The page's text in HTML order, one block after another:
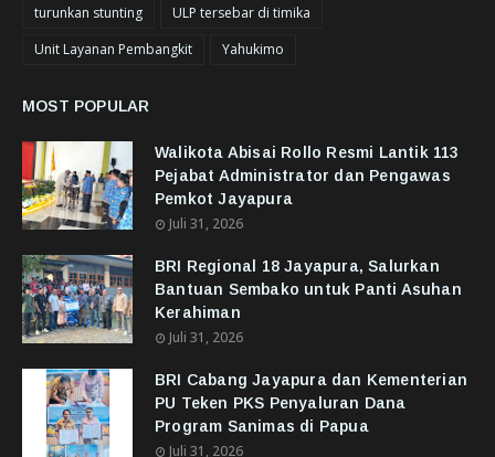
turunkan stunting
ULP tersebar di timika
Unit Layanan Pembangkit
Yahukimo
MOST POPULAR
Walikota Abisai Rollo Resmi Lantik 113
Pejabat Administrator dan Pengawas
Pemkot Jayapura
Juli 31, 2026
BRI Regional 18 Jayapura, Salurkan
Bantuan Sembako untuk Panti Asuhan
Kerahiman
Juli 31, 2026
BRI Cabang Jayapura dan Kementerian
PU Teken PKS Penyaluran Dana
Program Sanimas di Papua
Juli 31, 2026